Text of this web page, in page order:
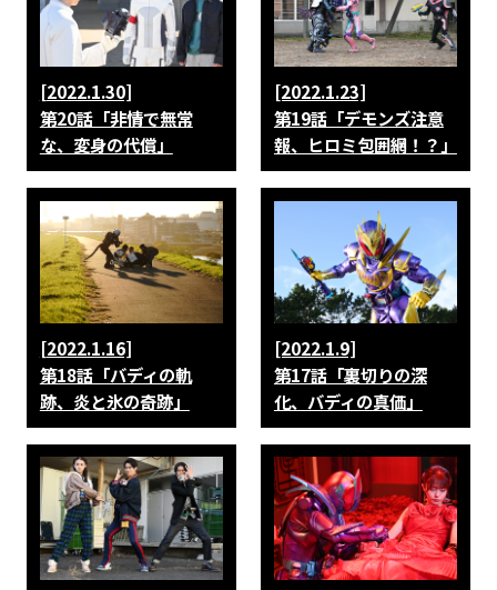
[2022.1.30]
第20話「非情で無常
な、変身の代償」
[2022.1.23]
第19話「デモンズ注意
報、ヒロミ包囲網！？」
[2022.1.16]
第18話「バディの軌
跡、炎と氷の奇跡」
[2022.1.9]
第17話「裏切りの深
化、バディの真価」